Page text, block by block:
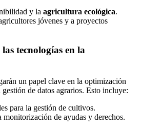
y la agricultura ecológica.
jóvenes y a proyectos
tecnologías en la
un papel clave en la optimización
de datos agrarios. Esto incluye:
para la gestión de cultivos.
monitorización de ayudas y derechos.